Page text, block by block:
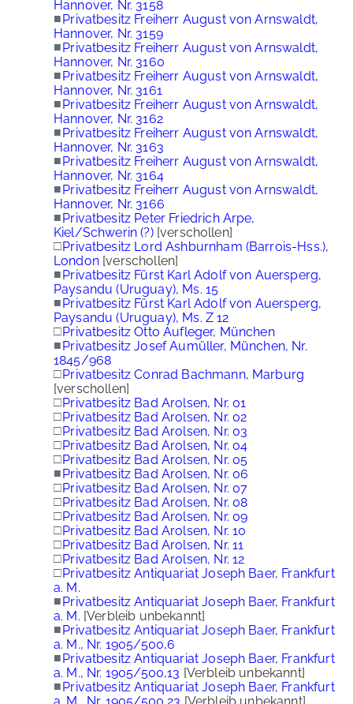
Hannover, Nr. 3158
■Privatbesitz Freiherr August von Arnswaldt,
Hannover, Nr. 3159
■Privatbesitz Freiherr August von Arnswaldt,
Hannover, Nr. 3160
■Privatbesitz Freiherr August von Arnswaldt,
Hannover, Nr. 3161
■Privatbesitz Freiherr August von Arnswaldt,
Hannover, Nr. 3162
■Privatbesitz Freiherr August von Arnswaldt,
Hannover, Nr. 3163
■Privatbesitz Freiherr August von Arnswaldt,
Hannover, Nr. 3164
■Privatbesitz Freiherr August von Arnswaldt,
Hannover, Nr. 3166
■Privatbesitz Peter Friedrich Arpe,
Kiel/Schwerin (?)[verschollen]
□Privatbesitz Lord Ashburnham (Barrois-Hss.),
London[verschollen]
■Privatbesitz Fürst Karl Adolf von Auersperg,
Paysandu (Uruguay), Ms. 15
■Privatbesitz Fürst Karl Adolf von Auersperg,
Paysandu (Uruguay), Ms. Z 12
□Privatbesitz Otto Aufleger, München
■Privatbesitz Josef Aumüller, München, Nr.
1845/968
□Privatbesitz Conrad Bachmann, Marburg
[verschollen]
□Privatbesitz Bad Arolsen, Nr. 01
□Privatbesitz Bad Arolsen, Nr. 02
□Privatbesitz Bad Arolsen, Nr. 03
□Privatbesitz Bad Arolsen, Nr. 04
□Privatbesitz Bad Arolsen, Nr. 05
■Privatbesitz Bad Arolsen, Nr. 06
□Privatbesitz Bad Arolsen, Nr. 07
□Privatbesitz Bad Arolsen, Nr. 08
□Privatbesitz Bad Arolsen, Nr. 09
□Privatbesitz Bad Arolsen, Nr. 10
□Privatbesitz Bad Arolsen, Nr. 11
□Privatbesitz Bad Arolsen, Nr. 12
□Privatbesitz Antiquariat Joseph Baer, Frankfurt
a. M.
■Privatbesitz Antiquariat Joseph Baer, Frankfurt
a. M. [Verbleib unbekannt]
■Privatbesitz Antiquariat Joseph Baer, Frankfurt
a. M., Nr. 1905/500,6
■Privatbesitz Antiquariat Joseph Baer, Frankfurt
a. M., Nr. 1905/500,13 [Verbleib unbekannt]
■Privatbesitz Antiquariat Joseph Baer, Frankfurt